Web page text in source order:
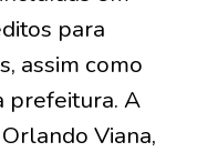
para
assim como
prefeitura. A
Viana,